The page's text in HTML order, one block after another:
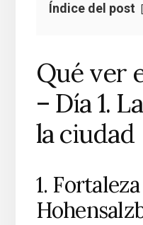
Índice del post
Qué ver
– Día 1.
la ciudad
1. Fortaleza